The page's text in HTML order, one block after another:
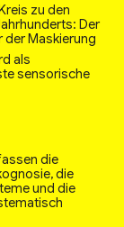
zu den
Der
der Maskierung
als
sensorische
die
die
und die